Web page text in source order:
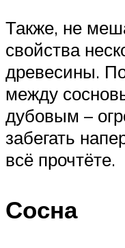
Также, не
свойства
древесины.
между
дубовым –
забегать
всё прочтёте.
Сосна